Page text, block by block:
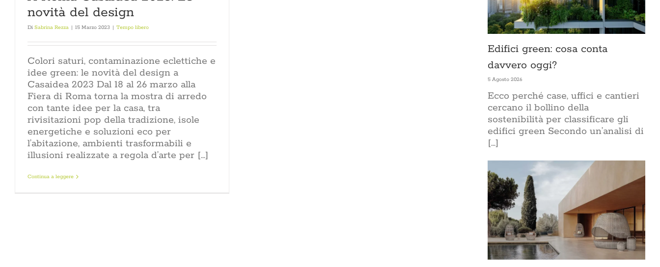
novità del design
Di Sabrina Rezza | 15 Marzo 2023 | Tempo libero
Colori saturi, contaminazione eclettiche e
idee green: le novità del design a
Casaidea 2023 Dal 18 al 26 marzo alla
Fiera di Roma torna la mostra di arredo
con tante idee per la casa, tra
rivisitazioni pop della tradizione, isole
energetiche e soluzioni eco per
l’abitazione, ambienti trasformabili e
illusioni realizzate a regola d’arte per [...]
Continua a leggere
Edifici green: cosa conta
davvero oggi?
5 Agosto 2026
Ecco perché case, uffici e cantieri
cercano il bollino della
sostenibilità per classificare gli
edifici green Secondo un’analisi di
[...]